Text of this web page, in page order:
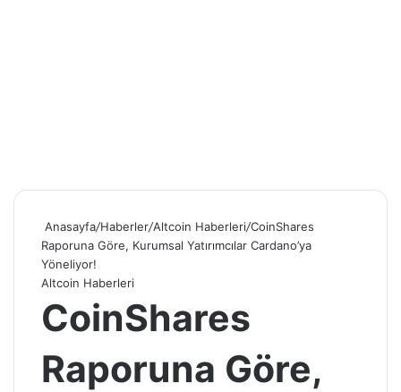
Anasayfa/Haberler/Altcoin Haberleri/CoinShares
Raporuna Göre, Kurumsal Yatırımcılar Cardano’ya
Yöneliyor!
Altcoin Haberleri
CoinShares
Raporuna Göre,